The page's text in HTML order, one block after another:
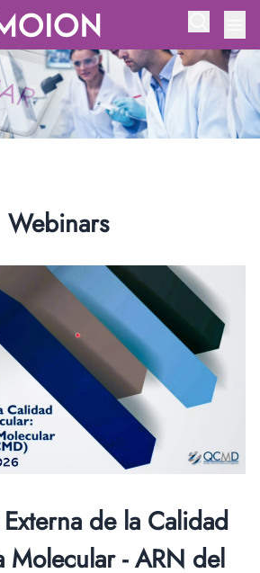
Webinars
de la Calidad
Molecular - ARN del